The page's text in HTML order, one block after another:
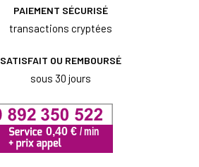
PAIEMENT SÉCURISÉ
transactions cryptées
SATISFAIT OU REMBOURSÉ
sous 30 jours